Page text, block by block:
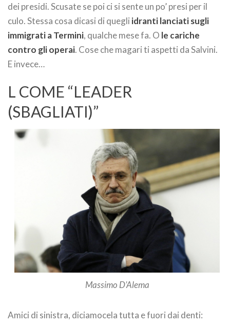
dei presidi. Scusate se poi ci si sente un po’ presi per il
culo. Stessa cosa dicasi di quegli idranti lanciati sugli
immigrati a Termini, qualche mese fa. O le cariche
contro gli operai. Cose che magari ti aspetti da Salvini.
E invece…
L COME “LEADER
(SBAGLIATI)”
Massimo D’Alema
Amici di sinistra, diciamocela tutta e fuori dai denti: